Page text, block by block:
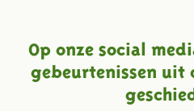
Op onze social
gebeurtenissen uit